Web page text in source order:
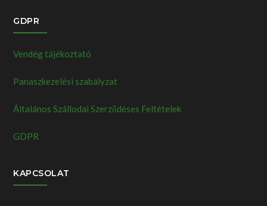
GDPR
Vendég tájékoztató
Panaszkezelési szabályzat
Általános Szállodai Szerződéses Feltételek
GDPR
KAPCSOLAT